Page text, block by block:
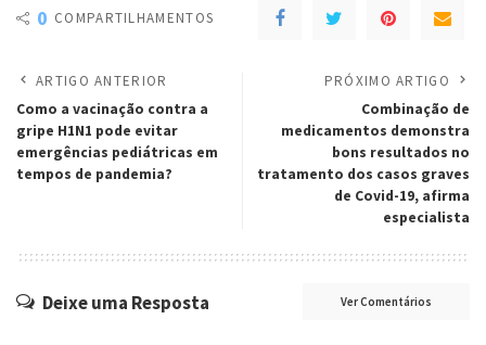
0 COMPARTILHAMENTOS
ARTIGO ANTERIOR
Como a vacinação contra a
gripe H1N1 pode evitar
emergências pediátricas em
tempos de pandemia?
PRÓXIMO ARTIGO
Combinação de
medicamentos demonstra
bons resultados no
tratamento dos casos graves
de Covid-19, afirma
especialista
Deixe uma Resposta Ver Comentários